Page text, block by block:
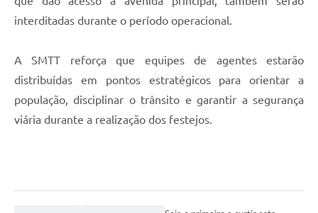
interditadas durante o período operacional.
A SMTT reforça que equipes de agentes estarão
distribuídas em pontos estratégicos para orientar a
população, disciplinar o trânsito e garantir a segurança
viária durante a realização dos festejos.